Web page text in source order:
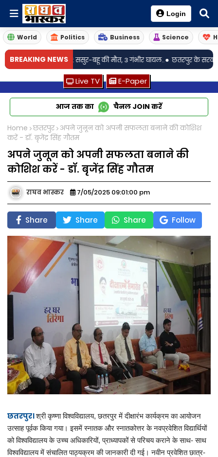
Login
World Politics Business Science
BREAKING NEWS
कार पलटी: ससुर-बहू की मौत, 3 गंभीर घायल..• छतरपुर के सरकारी स्कूल में
Live TV E-Paper
आज तक का चैनल JOIN करें
Home छतरपुर अपने जुनून को अपनी सफलता बनाने की कोशिश
करें - डॉ. बृजेंद्र सिंह गौतम
अपने जुनून को अपनी सफलता बनाने की
कोशिश करें - डॉ. बृजेंद्र सिंह गौतम
राघव भास्कर 7/05/2025 09:01:00 pm
Share Share Share Follow
छतरपुर।श्री कृष्णा विश्वविद्यालय, छतरपुर में दीक्षारंभ कार्यक्रम का आयोजन
उत्साह पूर्वक किया गया। इसमें स्नातक और स्नातकोत्तर के नवप्रवेशित विद्यार्थियों
को विश्वविद्यालय के उच्च अधिकारियों, प्राध्यापकों से परिचय कराने के साथ- साथ
विश्वविद्यालय में संचालित पाठ्यक्रम की जानकारी दी गई। नवीन प्रवेशित छात्र-